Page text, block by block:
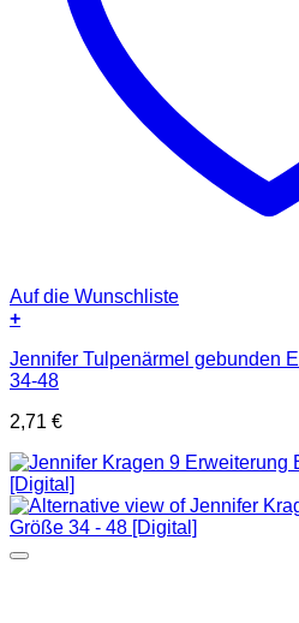
Auf die Wunschliste
+
Jennifer Tulpenärmel gebunden
34-48
2,71 €